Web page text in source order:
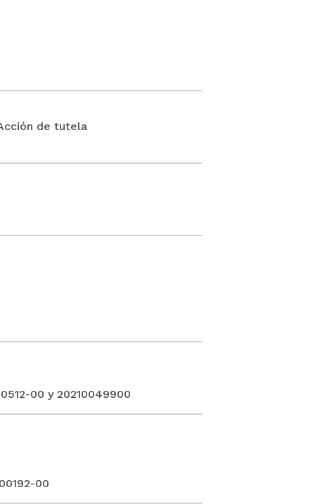
de tutela
00 y 20210049900
00